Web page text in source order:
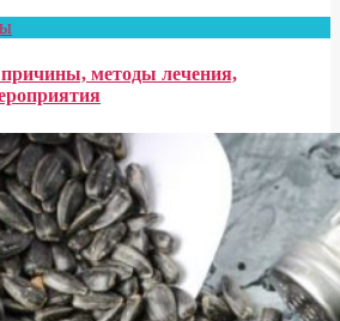
методы лечения,